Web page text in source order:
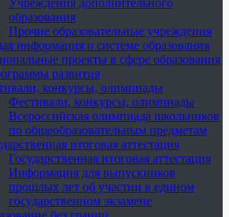
Учреждения дополнительного
образования
Прочие образовательные учреждения
информация о системе образования
проекты в сфере образования
развития
конкурсы, олимпиады
Фестивали, конкурсы, олимпиады
Всероссийская олимпиада школьников
по общеобразовательным предметам
итоговая аттестация
Государственная итоговая аттестация
Информация для выпускников
прошлых лет об участии в едином
государственном экзамене